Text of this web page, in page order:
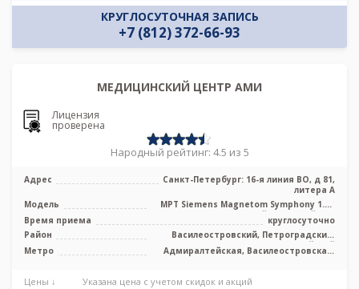
КРУГЛОСУТОЧНАЯ ЗАПИСЬ
+7 (812) 372-66-93
МЕДИЦИНСКИЙ ЦЕНТР АМИ
Лицензия
проверена
Народный рейтинг: 4.5 из 5
Адрес
Санкт-Петербург: 16-я линия ВО, д 81,
литера А
Модель
МРТ Siemens Magnetom Symphony 1.5T
высокопольный закрытый тип
Время приема
круглосуточно
Район
Василеостровский, Петроградский,
Адмиралтейский
Метро
Адмиралтейская, Василеостровская,
Цены ↓ Указана цена с учетом скидок и акций